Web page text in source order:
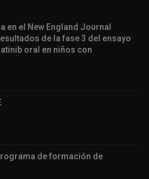
en el New England Journal
de la fase 3 del ensayo
oral en niños con
de formación de